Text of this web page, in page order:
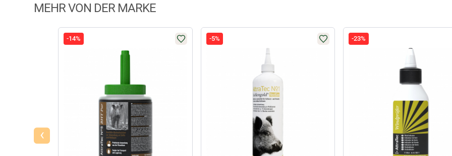
MEHR VON DER MARKE
-14% -5% -23%
‹